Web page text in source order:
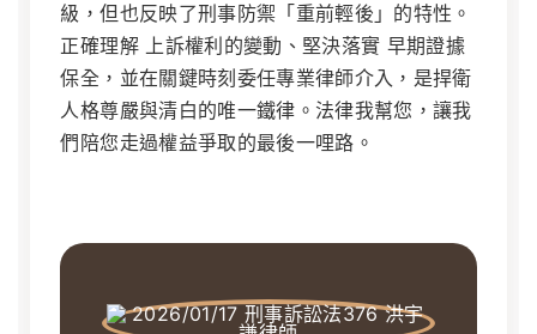
級，但也反映了刑事防禦「重前輕後」的特性。
正確理解 上訴權利的變動、堅決落實 早期證據
保全，並在關鍵時刻委任專業律師介入，是捍衛
人格尊嚴與清白的唯一鐵律。法律我幫您，讓我
們陪您走過權益爭取的最後一哩路。